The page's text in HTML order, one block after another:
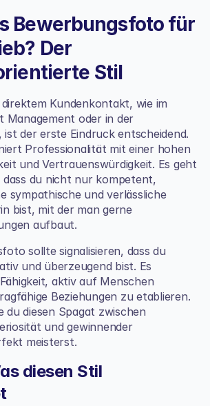
Bewerbungsfoto für
Der
Stil
Kundenkontakt, wie im
Management oder in der
ist der erste Eindruck entscheidend.
Professionalität mit einer hohen
und Vertrauenswürdigkeit. Es geht
dass du nicht nur kompetent,
sympathische und verlässliche
bist, mit der man gerne
aufbaut.
sollte signalisieren, dass du
und überzeugend bist. Es
aktiv auf Menschen
Beziehungen zu etablieren.
du diesen Spagat zwischen
und gewinnender
meisterst.
diesen Stil